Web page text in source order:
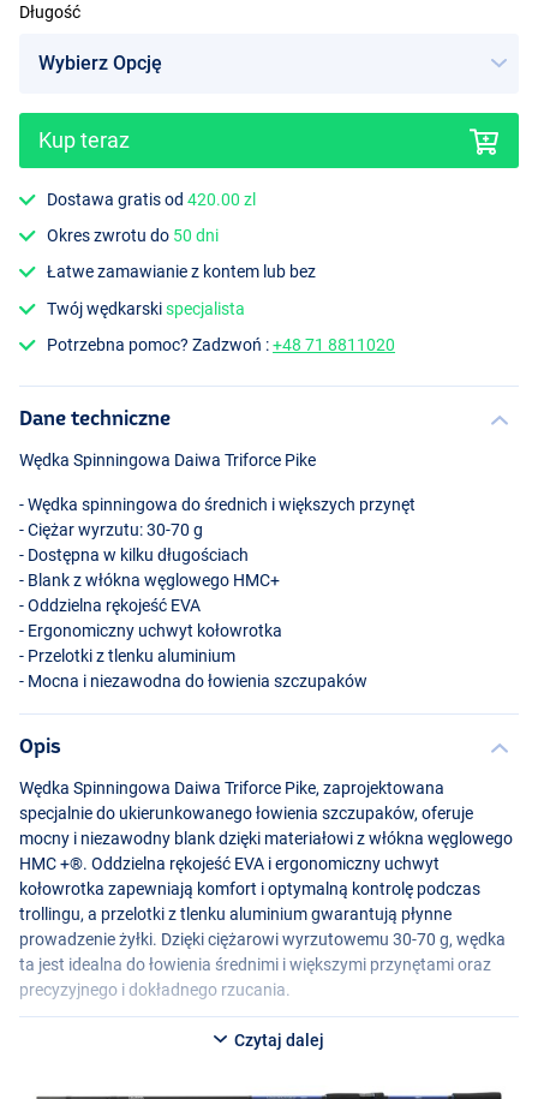
Długość
Kup teraz
Dostawa gratis od420.00 zl
Okres zwrotu do 50 dni
Łatwe zamawianie z kontem lub bez
Twój wędkarskispecjalista
Potrzebna pomoc? Zadzwoń :+48 71 8811020
Dane techniczne
Wędka Spinningowa Daiwa Triforce Pike
- Wędka spinningowa do średnich i większych przynęt
- Ciężar wyrzutu: 30-70 g
- Dostępna w kilku długościach
- Blank z włókna węglowego HMC+
- Oddzielna rękojeść EVA
- Ergonomiczny uchwyt kołowrotka
- Przelotki z tlenku aluminium
- Mocna i niezawodna do łowienia szczupaków
Opis
Wędka Spinningowa Daiwa Triforce Pike, zaprojektowana
specjalnie do ukierunkowanego łowienia szczupaków, oferuje
mocny i niezawodny blank dzięki materiałowi z włókna węglowego
HMC+®. Oddzielna rękojeść EVA i ergonomiczny uchwyt
kołowrotka zapewniają komfort i optymalną kontrolę podczas
trollingu, a przelotki z tlenku aluminium gwarantują płynne
prowadzenie żyłki. Dzięki ciężarowi wyrzutowemu 30-70 g, wędka
ta jest idealna do łowienia średnimi i większymi przynętami oraz
precyzyjnego i dokładnego rzucania.
Dostępna w kilku długościach:Czytaj dalej